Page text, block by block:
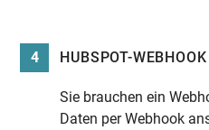
4 HUBSPOT-
Sie brauchen ein
Daten per Webhook